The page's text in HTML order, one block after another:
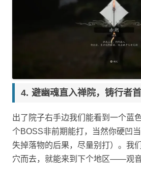
避幽魂直入禅院，铸行者
出了院子右手边我们能看到一个蓝
个BOSS非前期能打，当然你硬凹
失掉落物的后果，尽量别打）。我
穴而去，就能来到下个地区——观音